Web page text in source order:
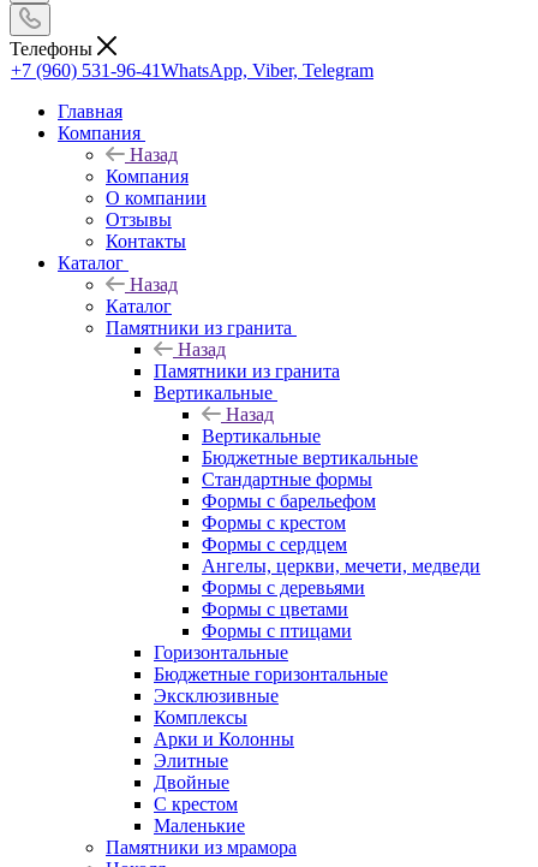
Телефоны
+7 (960) 531-96-41WhatsApp, Viber, Telegram
Главная
Компания
Назад
Компания
О компании
Отзывы
Контакты
Каталог
Назад
Каталог
Памятники из гранита
Назад
Памятники из гранита
Вертикальные
Назад
Вертикальные
Бюджетные вертикальные
Стандартные формы
Формы с барельефом
Формы с крестом
Формы с сердцем
Ангелы, церкви, мечети, медведи
Формы с деревьями
Формы с цветами
Формы с птицами
Горизонтальные
Бюджетные горизонтальные
Эксклюзивные
Комплексы
Арки и Колонны
Элитные
Двойные
С крестом
Маленькие
Памятники из мрамора